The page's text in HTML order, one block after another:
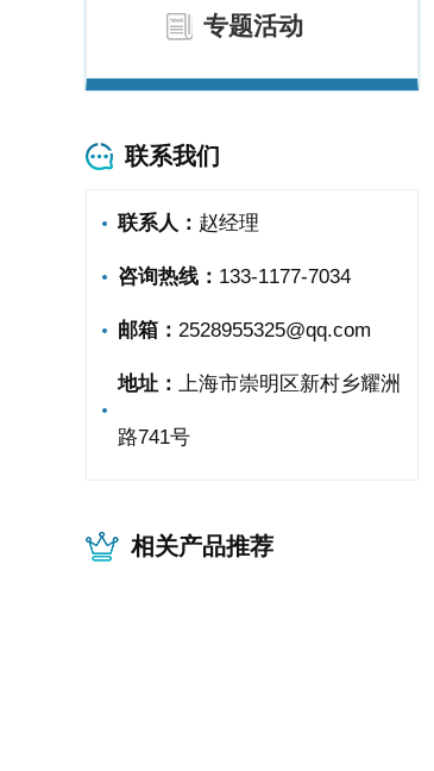
专题活动
联系我们
联系人： 赵经理
咨询热线： 133-1177-7034
邮箱： 2528955325@qq.com
地址： 上海市崇明区新村乡耀洲
路741号
相关产品推荐